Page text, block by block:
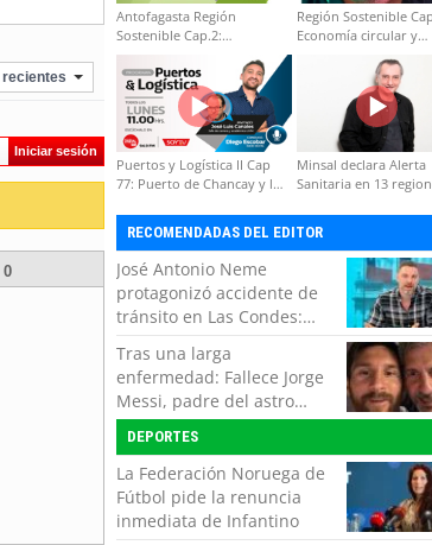
recientes
Iniciar sesión
0
Antofagasta Región
Sostenible Cap.2:
Educación ambiental y
formación de capacidades
técnicas
Región Sostenible
Economía circular y
Puertos y Logística II Cap
77: Puerto de Chancay y la
Minsal declara Alerta
Sanitaria en 13
RECOMENDADAS DEL EDITOR
José Antonio Neme
protagonizó accidente de
tránsito en Las Condes:
Colisionó con un
motociclista
Tras una larga
enfermedad: Fallece Jorge
Messi, padre del astro
argentino
DEPORTES
La Federación Noruega de
Fútbol pide la renuncia
inmediata de Infantino